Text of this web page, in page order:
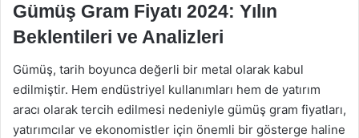
Gümüş Gram Fiyatı 2024: Yılın
Beklentileri ve Analizleri
Gümüş, tarih boyunca değerli bir metal olarak kabul
edilmiştir. Hem endüstriyel kullanımları hem de yatırım
aracı olarak tercih edilmesi nedeniyle gümüş gram fiyatları,
yatırımcılar ve ekonomistler için önemli bir gösterge haline